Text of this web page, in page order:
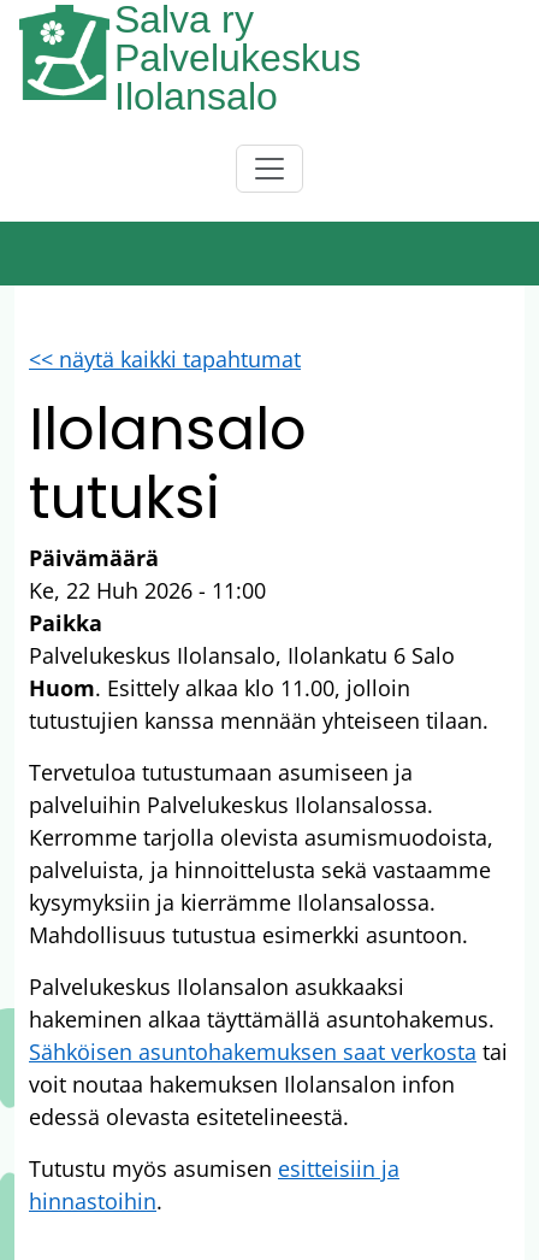
Hyppää pääsisältöön
Salva ry
Palvelukeskus
Ilolansalo
Päävalikko
<< näytä kaikki tapahtumat
Ilolansalo
tutuksi
Päivämäärä
Ke, 22 Huh 2026 - 11:00
Paikka
Palvelukeskus Ilolansalo, Ilolankatu 6 Salo
Huom. Esittely alkaa klo 11.00, jolloin
tutustujien kanssa mennään yhteiseen tilaan.
Tervetuloa tutustumaan asumiseen ja
palveluihin Palvelukeskus Ilolansalossa.
Kerromme tarjolla olevista asumismuodoista,
palveluista, ja hinnoittelusta sekä vastaamme
kysymyksiin ja kierrämme Ilolansalossa.
Mahdollisuus tutustua esimerkki asuntoon.
Palvelukeskus Ilolansalon asukkaaksi
hakeminen alkaa täyttämällä asuntohakemus.
Sähköisen asuntohakemuksen saat verkosta tai
voit noutaa hakemuksen Ilolansalon infon
edessä olevasta esitetelineestä.
Tutustu myös asumisen esitteisiin ja
hinnastoihin.